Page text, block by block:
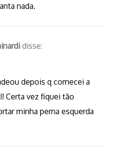
nada.
disse:
depois q comecei a
Certa vez fiquei tão
minha perna esquerda